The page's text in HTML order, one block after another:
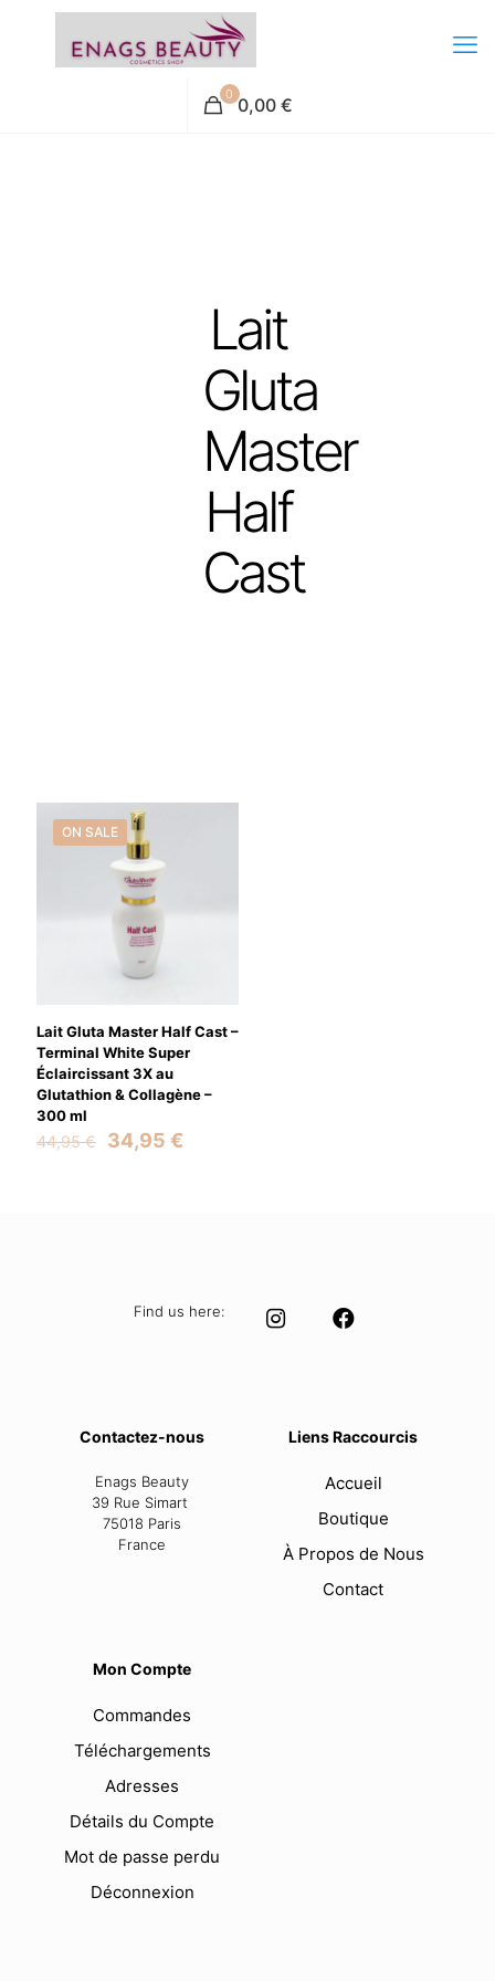
0 0,00 €
Lait
Gluta
Master
Half
Cast
ON SALE
Lait Gluta Master Half Cast –
Terminal White Super
Éclaircissant 3X au
Glutathion & Collagène –
300 ml
44,95€
Original
34,95 €
Find us here:
Contactez-nous
Enags Beauty
39 Rue Simart
75018 Paris
France
Liens Raccourcis
Accueil
Boutique
À Propos de Nous
Contact
Mon Compte
Commandes
Téléchargements
Adresses
Détails du Compte
Mot de passe perdu
Déconnexion